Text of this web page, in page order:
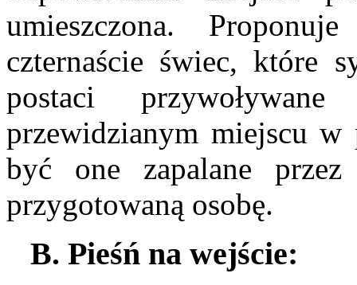
umieszczona.
czternaście świec, które
postaci
przewidzianym miejscu w
być one zapalane
przygotowaną osobę.
B. Pieśń na wejście: